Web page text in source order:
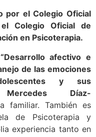
por el Colegio Oficial
Colegio Oficial de
en Psicoterapia.
“Desarrollo afectivo e
de las emociones
y sus
Díaz-
familiar. También es
de Psicoterapia y
experiencia tanto en